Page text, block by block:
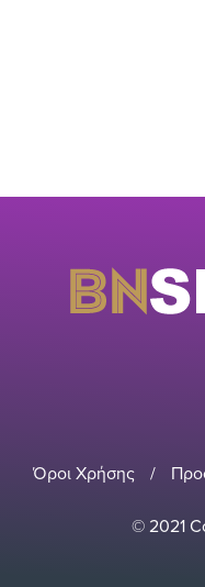
Όροι Χρήσης /
© 2021